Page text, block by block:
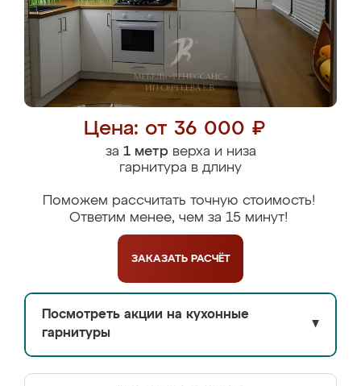
Цена: от 36 000 ₽
за 1 метрверха и низа
гарнитура в длину
Поможем рассчитать точную стоимость!
Ответим менее, чем за 15 минут!
ЗАКАЗАТЬ РАСЧЁТ
Посмотреть акции на кухонные
гарнитуры
▼